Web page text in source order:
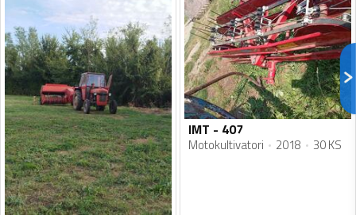
IMT - 407
Motokultivatori 2018 30 KS